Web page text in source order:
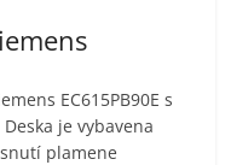
EC615PB90E s
je vybavena
plamene